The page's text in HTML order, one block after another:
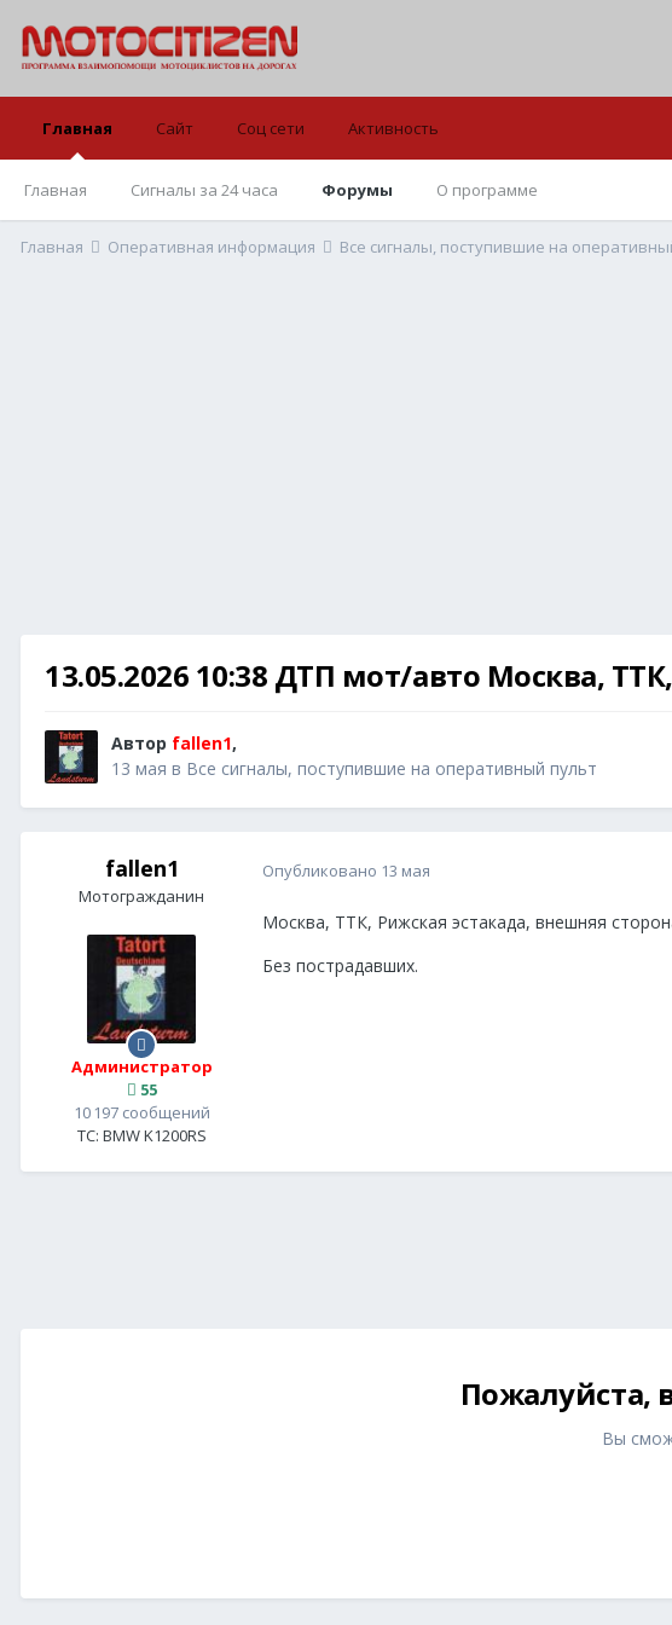
Главная
Главная Сигналы за 24 часа Форумы О программе
Сайт Соц сети Активность
Главная Оперативная информация Все сигналы, поступившие на
13.05.2026 10:38 ДТП мот/авто Москва,
Автор fallen1,
13 мая в Все сигналы, поступившие на оперативный пульт
fallen1
Мотогражданин
Администратор
55
10 197 сообщений
ТС: BMW K1200RS
Опубликовано 13 мая
Москва, ТТК, Рижская эстакада, внешняя
Без пострадавших.
Пожалуйста,
Вы